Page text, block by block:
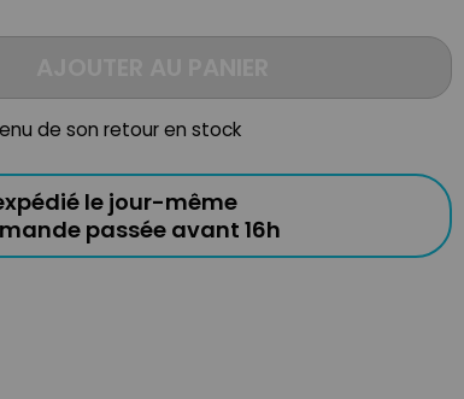
de son retour en stock
le jour-même
passée avant 16h